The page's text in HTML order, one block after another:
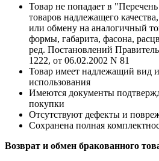
Товар не попадает в
товаров надлежащего
или обмену на аналогичный
формы, габарита, фасона,
ред. Постановлений
1222, от 06.02.2002 N 81
Товар имеет надлежащий вид
использования
Имеются документы
покупки
Отсутствуют дефекты и
Сохранена полная
Возврат и обмен бракованного